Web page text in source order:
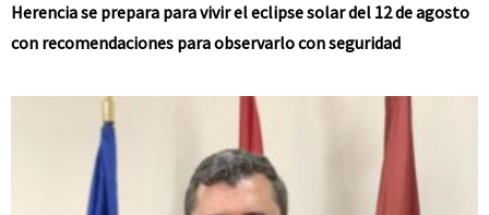
Herencia se prepara para vivir el eclipse solar del 12 de agosto
con recomendaciones para observarlo con seguridad